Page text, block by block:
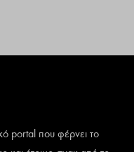
portal που φέρνει το